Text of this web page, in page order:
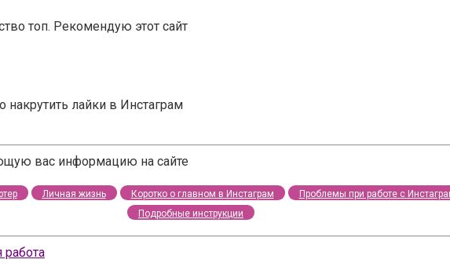
топ. Рекомендую этот сайт
лайки в Инстаграм
вас информацию на сайте
Личная жизнь Коротко о главном в Инстаграм Проблемы при работе с
Подробные инструкции
работа